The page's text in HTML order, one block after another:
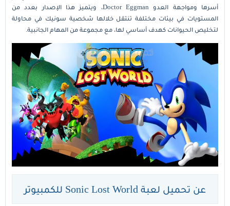
أسرها ومواجهة العدو Doctor Eggman، ويتميز هذا الإصدار بعدد من
المستويات في بيئات مختلفة تنتقل خلالها شخصية سونيك في محاولة
لتخليص الحيوانات كهدف أساسي لها، مع مجموعة من المهام الجانبية.
عن تحميل لعبة Sonic Lost World للكمبيوتر